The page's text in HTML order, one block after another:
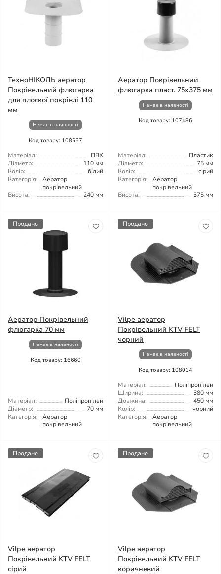
ТехноНІКОЛЬ аератор
Покрівельний флюгарка
для плоскої покрівлі 110
мм
Немає в наявності
Код товару: 108557
Матеріал:
ПВХ
Діаметр:
110 мм
Колір:
білий
Категорія:
Аератор
покрівельний
Висота:
240 мм
Аератор Покрівельний
флюгарка пласт. 75х375 мм
Немає в наявності
Код товару: 107486
Матеріал:
Пластик
Діаметр:
75 мм
Колір:
сірий
Категорія:
Аератор
покрівельний
Висота:
375 мм
Продано
Аератор Покрівельний
флюгарка 70 мм
Немає в наявності
Код товару: 16660
Матеріал:
Поліпропілен
Діаметр:
70 мм
Категорія:
Аератор
покрівельний
Продано
Vilpe аератор
Покрівельний KTV FELT
чорний
Немає в наявності
Код товару: 108014
Матеріал:
Поліпропілен
Ширина:
380 мм
Довжина:
450 мм
Колір:
чорний
Категорія:
Аератор
покрівельний
Продано
Vilpe аератор
Покрівельний KTV FELT
сірий
Продано
Vilpe аератор
Покрівельний KTV FELT
коричневий